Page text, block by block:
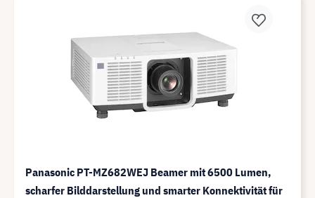
Panasonic PT-MZ682WEJ Beamer mit 6500 Lumen,
scharfer Bilddarstellung und smarter Konnektivität für